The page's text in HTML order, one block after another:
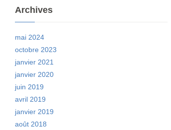
Archives
mai 2024
octobre 2023
janvier 2021
janvier 2020
juin 2019
avril 2019
janvier 2019
août 2018